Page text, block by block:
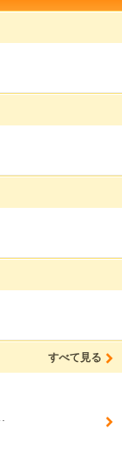
すべて見る